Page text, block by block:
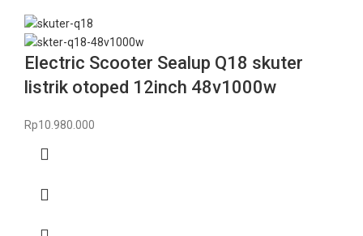
Electric Scooter Sealup Q18 skuter
listrik otoped 12inch 48v1000w
Rp10.980.000